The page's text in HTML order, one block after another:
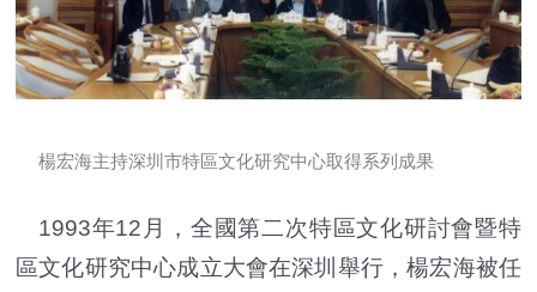
楊宏海主持深圳市特區文化研究中心取得系列成果
1993年12月，全國第二次特區文化研討會暨特
區文化研究中心成立大會在深圳舉行，楊宏海被任